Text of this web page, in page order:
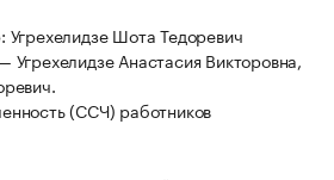
Угрехелидзе Шота Тедоревич
Анастасия Викторовна,
(ССЧ) работников